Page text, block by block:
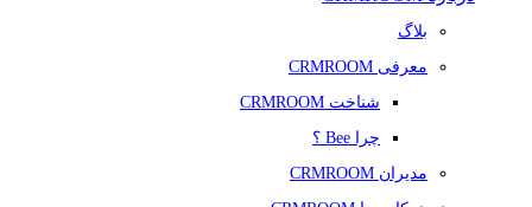
بلاگ
معرفی CRMROOM
شناخت CRMROOM
چرا Bee ؟
مدیران CRMROOM